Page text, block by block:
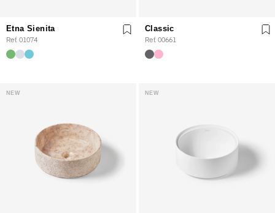
Etna Sienita
Ref. 01074
Classic
Ref. 00661
NEW NEW